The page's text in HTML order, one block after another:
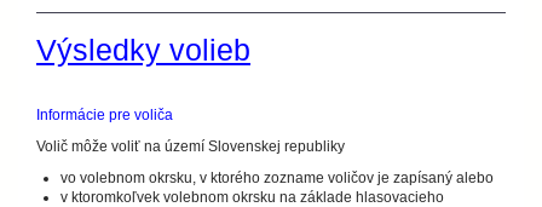
Výsledky volieb
Informácie pre voliča
Volič môže voliť na území Slovenskej republiky
vo volebnom okrsku, v ktorého zozname voličov je zapísaný alebo
v ktoromkoľvek volebnom okrsku na základe hlasovacieho